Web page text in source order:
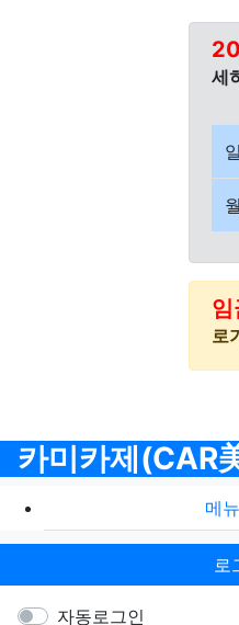
세
임
로
카미카제(CAR
메뉴
로
자동로그인